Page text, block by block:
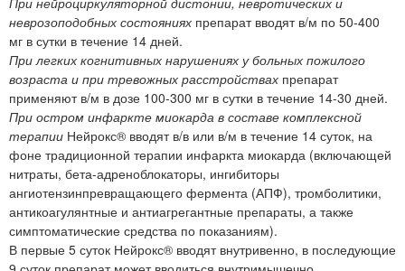
неврозоподобных состояниях препарат вводят в/м по 50-400
мг в сутки в течение 14 дней.
При легких когнитивных нарушениях у больных пожилого
возраста и при тревожных расстройствах препарат
применяют в/м в дозе 100-300 мг в сутки в течение 14-30 дней.
При остром инфаркте миокарда в составе комплексной
терапии Нейрокс® вводят в/в или в/м в течение 14 суток, на
фоне традиционной терапии инфаркта миокарда (включающей
нитраты, бета-адреноблокаторы, ингибиторы
ангиотензинпревращающего фермента (АПФ), тромболитики,
антикоагулянтные и антиагрегантные препараты, а также
симптоматические средства по показаниям).
В первые 5 суток Нейрокс® вводят внутривенно, в последующие